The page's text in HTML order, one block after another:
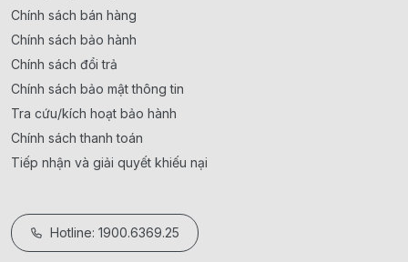
Chính sách bán hàng
Chính sách bảo hành
Chính sách đổi trả
Chính sách bảo mật thông tin
Tra cứu/kích hoạt bảo hành
Chính sách thanh toán
Tiếp nhận và giải quyết khiếu nại
Hotline: 1900.6369.25